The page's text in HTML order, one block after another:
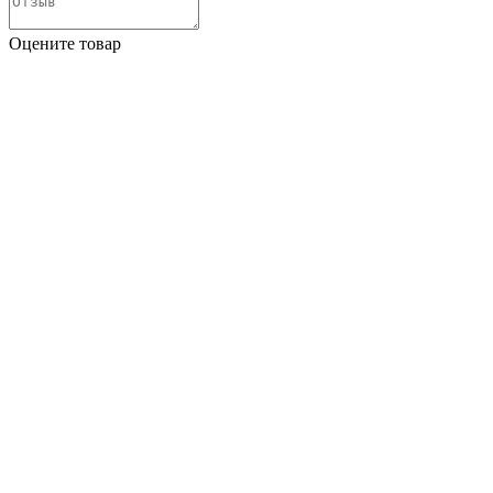
Оцените товар